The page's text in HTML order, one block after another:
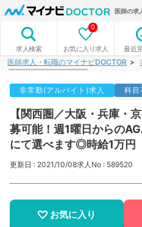
医師の求
求人検索 お気に入り求人
0
最近
医師求人・転職のマイナビDOCTOR
非常勤(アルバイト)求人 科目
【関西圏／大阪・兵庫・
募可能！週1曜日からの
にて選べます◎時給1万円
更新日 : 2021/10/08求人No : 589520
お気に入り